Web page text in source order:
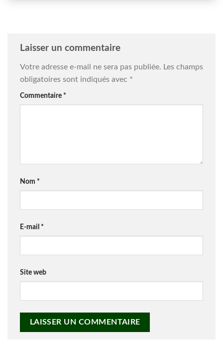
Laisser un commentaire
Votre adresse e-mail ne sera pas publiée. Les champs
obligatoires sont indiqués avec *
Commentaire *
Nom *
E-mail *
Site web